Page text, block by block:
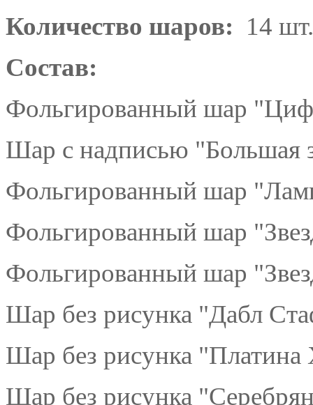
Количество шаров: 14 шт.
Состав:
Фольгированный шар
Шар с надписью "Большая
Фольгированный шар
Фольгированный шар
Фольгированный шар
Шар без рисунка "Дабл
Шар без рисунка
Шар без рисунка